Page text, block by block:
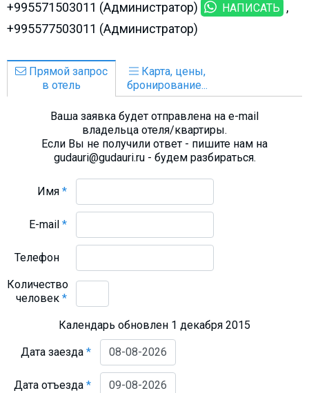
+995571503011 (Администратор) НАПИСАТЬ
+995577503011 (Администратор)
Прямой запрос
в отель
Карта, цены,
бронирование...
Ваша заявка будет отправлена на e-mail
владельца отеля/квартиры.
Если Вы не получили ответ - пишите нам на
gudauri@gudauri.ru - будем разбираться.
Имя*
E-mail*
Телефон
Количество
человек*
Календарь обновлен 1 декабря 2015
Дата заезда*
Дата отъезда*